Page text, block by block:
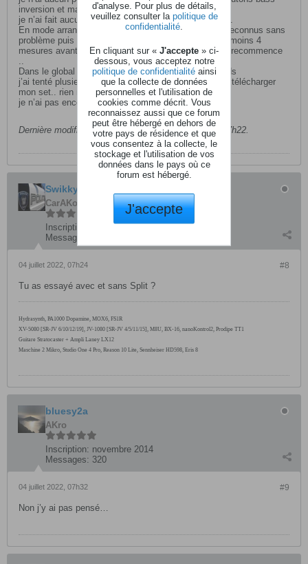
inversion et manual bass sont éteints .
je n’ai fait aucune manip sur la configuration generale.
En mode arrangeur, les deux premiers accords sont reconnus sans
problème puis au 3e ça coince et je dois attendre au moins 4
mesures avant de retrouver le cycle normal.. puis ça recommence
..
Dans le global je suis sur fingered 3 et fix lower/chords
j’ai tenté plusieurs fois de re- allumage , j’ai même ré télécharger
mon set.. rien n’y fait .
je n’ai pas encore tenté la ré-initialisation.
Dernière modification parbluesy2a,04 juillet 2022, 07h22.
Swikkythorn
CarAKoleur
Inscription:
septembre 2011
Messages:
#8
04 juillet 2022, 07h24
Tu as essayé avec et sans Split ?
Hydrasynth, PA1000 Dopamine, MOX6, FS1R
XV-5080 [SR-JV 6/10/12/19], JV-1080 [SR-JV 4/5/11/15], M8U, BX-16, nanoKontrol2, Prodipe TT1
Guitare Stratocaster + Ampli Laney LX12
Maschine 2 Mikro, Studio One 4 Pro, Reason 10 Lite, Sennheiser HD598, Eris 8
bluesy2a
AKro
Inscription: novembre 2014
Messages: 320
#9
04 juillet 2022, 07h32
Non j’y ai pas pensé…
d'analyse. Pour plus de détails,
veuillez consulter la politique de
confidentialité
En cliquant sur « J'accepte » ci-
dessous, vous acceptez notre
politique de confidentialitéainsi
que la collecte de données
personnelles et l'utilisation de
cookies comme décrit. Vous
reconnaissez aussi que ce forum
peut être hébergé en dehors de
votre pays de résidence et que
vous consentez à la collecte, le
stockage et l'utilisation de vos
données dans le pays où ce
forum est hébergé.
J'accepte